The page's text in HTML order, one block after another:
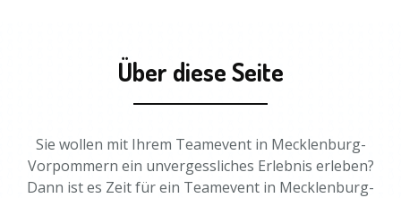
Über diese Seite
Sie wollen mit Ihrem Teamevent in Mecklenburg-
Vorpommern ein unvergessliches Erlebnis erleben?
Dann ist es Zeit für ein Teamevent in Mecklenburg-